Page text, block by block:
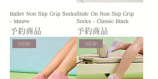
Ballet Non Slip Grip Socks
- Mauve
予約商品
Slide On Non Slip Grip
Socks - Classic Black
予約商品
NEW NEW